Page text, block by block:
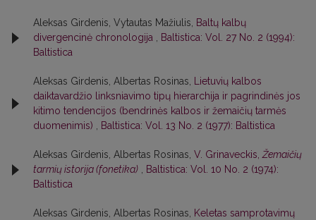
Aleksas Girdenis, Vytautas Mažiulis,
Baltų kalbų
divergencinė chronologija
Baltistica: Vol. 27 No. 2 (1994):
Baltistica
Aleksas Girdenis, Albertas Rosinas,
Lietuvių kalbos
daiktavardžio linksniavimo tipų hierarchija ir pagrindinės jos
kitimo tendencijos (bendrinės kalbos ir žemaičių tarmės
duomenimis)
Baltistica: Vol. 13 No. 2 (1977): Baltistica
Aleksas Girdenis, Albertas Rosinas, V. Grinaveckis, Žemaičių
tarmių istorija (fonetika)
Baltistica: Vol. 10 No. 2 (1974):
Baltistica
Aleksas Girdenis, Albertas Rosinas,
Keletas samprotavimų